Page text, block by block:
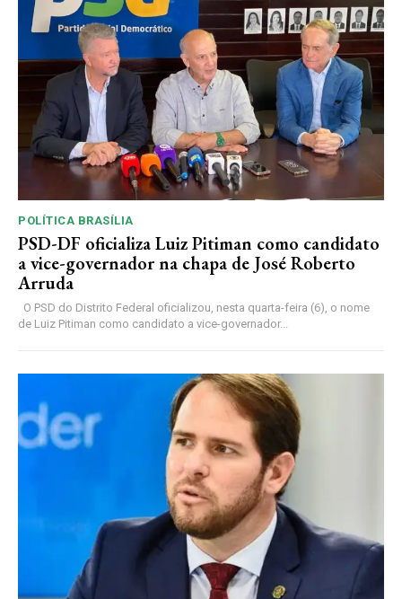
POLÍTICA BRASÍLIA
PSD-DF oficializa Luiz Pitiman como candidato
a vice-governador na chapa de José Roberto
Arruda
de Luiz Pitiman como candidato a vice-governador...